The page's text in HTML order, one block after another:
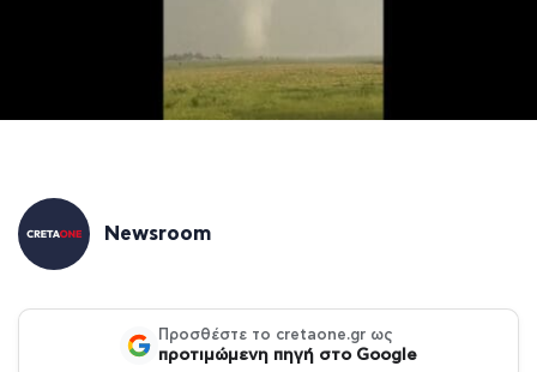
Newsroom
Προσθέστε το cretaone.gr ως
προτιμώμενη πηγή στο Google